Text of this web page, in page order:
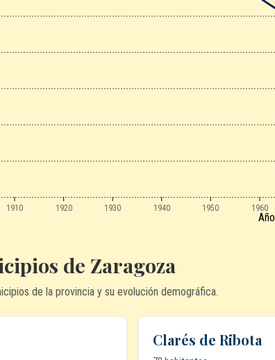
1910 1920 1930 1940 1950 1960
Año
de Zaragoza
de la provincia y su evolución demográfica.
Clarés de Ribota